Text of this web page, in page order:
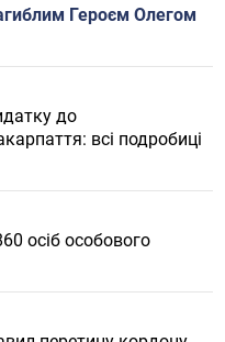
Героєм Олегом
до
всі подробиці
осіб особового